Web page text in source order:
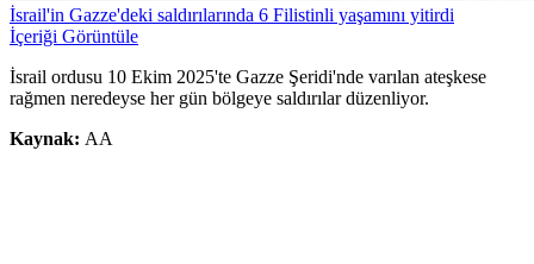
İsrail'in Gazze'deki saldırılarında 6 Filistinli yaşamını yitirdi
İçeriği Görüntüle
İsrail ordusu 10 Ekim 2025'te Gazze Şeridi'nde varılan ateşkese
rağmen neredeyse her gün bölgeye saldırılar düzenliyor.
Kaynak: AA